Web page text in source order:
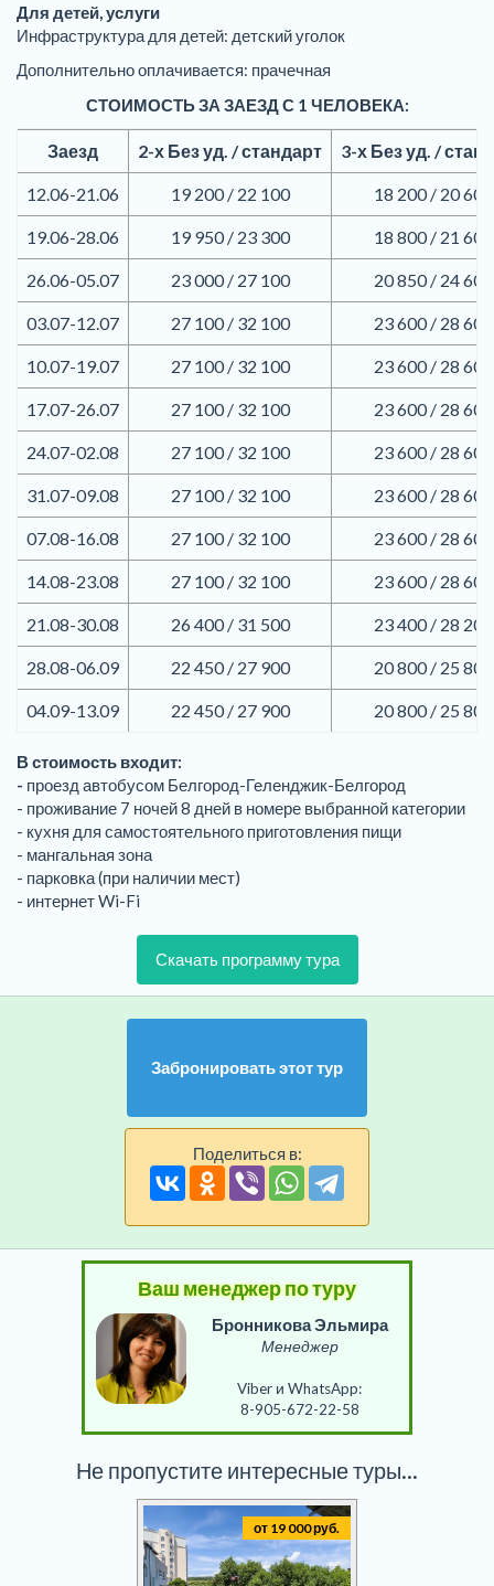
Для детей, услуги
Инфраструктура для детей: детский уголок
Дополнительно оплачивается: прачечная
СТОИМОСТЬ ЗА ЗАЕЗД С 1 ЧЕЛОВЕКА:
Заезд 2-х Без уд. / стандарт 3-х Без уд. /
12.06-21.06 19 200 / 22 100 18 200 / 20 600
19.06-28.06 19 950 / 23 300 18 800 / 21 600
26.06-05.07 23 000 / 27 100 20 850 / 24 600
03.07-12.07 27 100 / 32 100 23 600 / 28 600
10.07-19.07 27 100 / 32 100 23 600 / 28 600
17.07-26.07 27 100 / 32 100 23 600 / 28 600
24.07-02.08 27 100 / 32 100 23 600 / 28 600
31.07-09.08 27 100 / 32 100 23 600 / 28 600
07.08-16.08 27 100 / 32 100 23 600 / 28 600
14.08-23.08 27 100 / 32 100 23 600 / 28 600
21.08-30.08 26 400 / 31 500 23 400 / 28 200
28.08-06.09 22 450 / 27 900 20 800 / 25 800
04.09-13.09 22 450 / 27 900 20 800 / 25 800
В стоимость входит:
- проезд автобусом Белгород-Геленджик-Белгород
- проживание 7 ночей 8 дней в номере выбранной категории
- кухня для самостоятельного приготовления пищи
- мангальная зона
- парковка (при наличии мест)
- интернет Wi-Fi
Скачать программу тура
Забронировать этот тур
Поделиться в:
Ваш менеджер по туру
Бронникова Эльмира
Менеджер
Viber и WhatsApp:
8-905-672-22-58
Не пропустите интересные туры...
от 19 000 руб.